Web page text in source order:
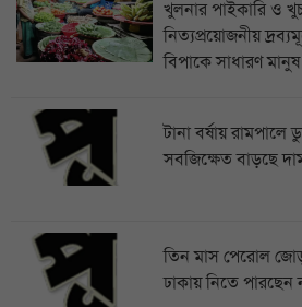
খুলনার পাইকারি ও
নিত্যপ্রয়োজনীয়
বিপাকে সাধারণ মানুষ
টানা বর্ষায়
সবজিক্ষেত বাড়ছে
তিন মাস পেরোল
ঢাকায় নিতে পারছেন